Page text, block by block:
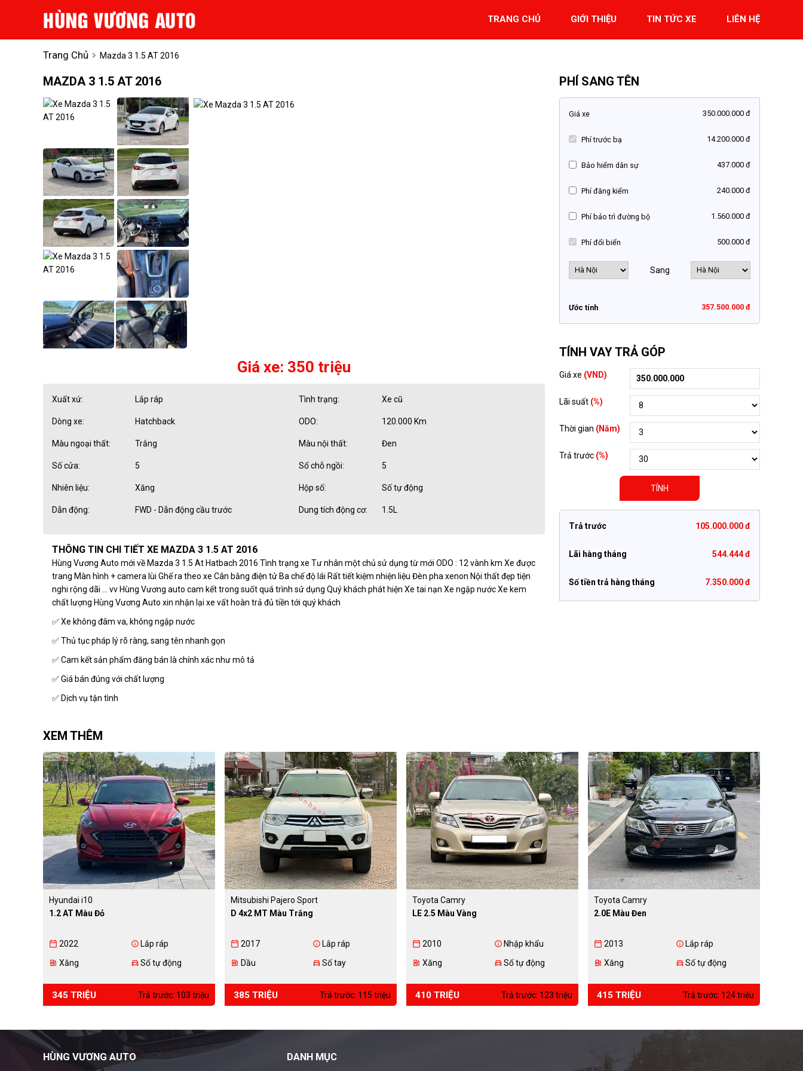
TRANG CHỦ GIỚI THIỆU TIN TỨC XE LIÊN HỆ
Trang Chủ Mazda 3 1.5 AT 2016
MAZDA 3 1.5 AT 2016
Giá xe: 350 triệu
Xuất xứ: Lắp ráp Tình trạng: Xe cũ
Dòng xe: Hatchback ODO: 120.000 Km
Màu ngoại thất: Trắng Màu nội thất: Đen
Số cửa: 5 Số chỗ ngồi: 5
Nhiên liệu: Xăng Hộp số: Số tự động
Dẫn động: FWD - Dẫn động cầu trước Dung tích động cơ: 1.5L
THÔNG TIN CHI TIẾT XE MAZDA 3 1.5 AT 2016
Hùng Vương Auto mới về Mazda 3 1.5 At Hatbach 2016 Tình trạng xe Tư nhân một chủ sử dụng từ mới ODO : 12 vành km Xe được
trang Màn hình + camera lùi Ghế ra theo xe Cân bằng điện tử Ba chế độ lái Rất tiết kiệm nhiện liệu Đèn pha xenon Nội thất đẹp tiện
nghi rộng dãi … vv Hùng Vương auto cam kết trong suốt quá trình sử dụng Quý khách phát hiện Xe tai nạn Xe ngập nước Xe kem
chất lượng Hùng Vương Auto xin nhận lại xe vất hoàn trả đủ tiền tới quý khách
✅ Xe không đâm va, không ngập nước
✅ Thủ tục pháp lý rõ ràng, sang tên nhanh gọn
✅ Cam kết sản phẩm đăng bán là chính xác như mô tả
✅ Giá bán đúng với chất lượng
✅ Dịch vụ tận tình
PHÍ SANG TÊN
Giá xe 350.000.000 đ
Phí trước bạ 14.200.000 đ
Bảo hiểm dân sự 437.000 đ
Phí đăng kiểm 240.000 đ
Phí bảo trì đường bộ 1.560.000 đ
Phí đổi biển 500.000 đ
Sang
Ước tính 357.500.000 đ
TÍNH VAY TRẢ GÓP
Giá xe (VND)
Lãi suất (%)
Thời gian (Năm)
Trả trước (%)
TÍNH
Trả trước 105.000.000 đ
Lãi hàng tháng 544.444 đ
Số tiền trả hàng tháng 7.350.000 đ
XEM THÊM
Hyundai i10
1.2 AT Màu Đỏ
calendar_today 2022 info Lắp ráp
ev_station Xăng directions_car Số tự động
345 TRIỆU Trả trước: 103 triệu
Mitsubishi Pajero Sport
D 4x2 MT Màu Trắng
calendar_today 2017 info Lắp ráp
ev_station Dầu directions_car Số tay
385 TRIỆU Trả trước: 115 triệu
Toyota Camry
LE 2.5 Màu Vàng
calendar_today 2010 info Nhập khẩu
ev_station Xăng directions_car Số tự động
410 TRIỆU Trả trước: 123 triệu
Toyota Camry
2.0E Màu Đen
calendar_today 2013 info Lắp ráp
ev_station Xăng directions_car Số tự động
415 TRIỆU Trả trước: 124 triệu
HÙNG VƯƠNG AUTO DANH MỤC